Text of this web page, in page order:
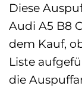
Diese
Audi A5 B8
dem Kauf,
Liste
die